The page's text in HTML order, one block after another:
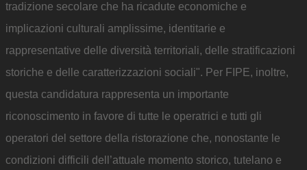
tradizione secolare che ha ricadute economiche e
implicazioni culturali amplissime, identitarie e
rappresentative delle diversità territoriali, delle stratificazioni
storiche e delle caratterizzazioni sociali". Per FIPE, inoltre,
questa candidatura rappresenta un importante
riconoscimento in favore di tutte le operatrici e tutti gli
operatori del settore della ristorazione che, nonostante le
condizioni difficili dell’attuale momento storico, tutelano e